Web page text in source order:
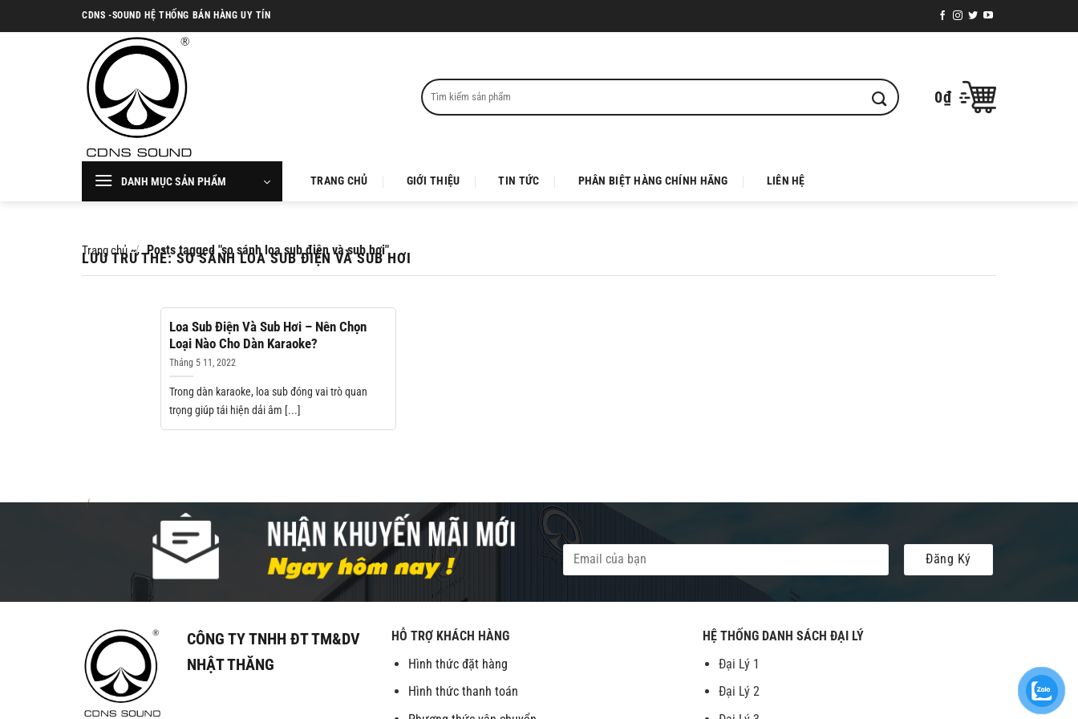
đến
CDNS -SOUND HỆ THỐNG BÁN HÀNG UY TÍN
Tìm
kiếm:
0₫
DANH MỤC SẢN PHẨM TRANG CHỦ GIỚI THIỆU TIN TỨC PHÂN BIỆT HÀNG CHÍNH HÃNG LIÊN HỆ
Trang chủ / Posts tagged "so sánh loa sub điện và sub hơi"
LƯU TRỮ THẺ:SO SÁNH LOA SUB ĐIỆN VÀ SUB HƠI
Loa Sub Điện Và Sub Hơi – Nên Chọn
Loại Nào Cho Dàn Karaoke?
Tháng 5 11, 2022
Trong dàn karaoke, loa sub đóng vai trò quan
trọng giúp tái hiện dải âm [...]
CÔNG TY TNHH ĐT TM&DV
NHẬT THĂNG
HỖ TRỢ KHÁCH HÀNG
Hình thức đặt hàng
Hình thức thanh toán
HỆ THỐNG DANH SÁCH ĐẠI LÝ
Đại Lý 1
Đại Lý 2